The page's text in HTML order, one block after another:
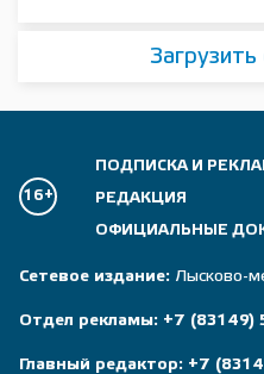
16+
ПОДПИСКА И
РЕДАКЦИЯ
ОФИЦИАЛЬНЫЕ
Сетевое издание: Лысково-
Отдел рекламы: +7 (83149)
Главный редактор: +7